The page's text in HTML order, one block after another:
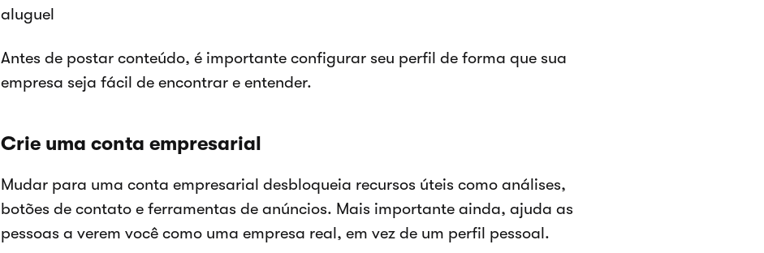
aluguel
Antes de postar conteúdo, é importante configurar seu perfil de forma que sua
empresa seja fácil de encontrar e entender.
Crie uma conta empresarial
Mudar para uma conta empresarial desbloqueia recursos úteis como análises,
botões de contato e ferramentas de anúncios. Mais importante ainda, ajuda as
pessoas a verem você como uma empresa real, em vez de um perfil pessoal.